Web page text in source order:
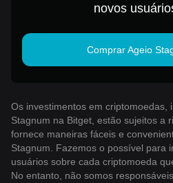
novos
Comprar Ageio
Os investimentos em criptomoedas,
Stagnum na Bitget, estão sujeitos a
fornece maneiras fáceis e
Stagnum. Fazemos o possível para
usuários sobre cada criptomoeda
No entanto, não somos